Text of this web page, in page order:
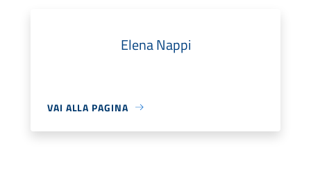
Elena Nappi
VAI ALLA PAGINA